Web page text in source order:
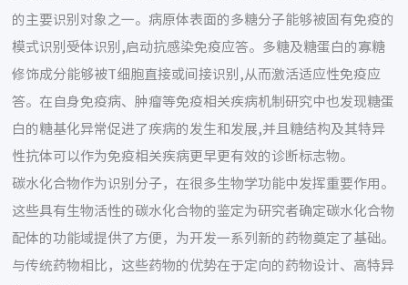
的主要识别对象之一。病原体表面的多糖分子能够被固有免疫的
模式识别受体识别,启动抗感染免疫应答。多糖及糖蛋白的寡糖
修饰成分能够被T细胞直接或间接识别,从而激活适应性免疫应
答。在自身免疫病、肿瘤等免疫相关疾病机制研究中也发现糖蛋
白的糖基化异常促进了疾病的发生和发展,并且糖结构及其特异
性抗体可以作为免疫相关疾病更早更有效的诊断标志物。
碳水化合物作为识别分子，在很多生物学功能中发挥重要作用。
这些具有生物活性的碳水化合物的鉴定为研究者确定碳水化合物
配体的功能域提供了方便，为开发一系列新的药物奠定了基础。
与传统药物相比，这些药物的优势在于定向的药物设计、高特异